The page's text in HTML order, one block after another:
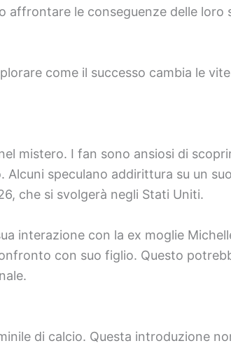
affrontare le conseguenze delle loro
come il successo cambia le
mistero. I fan sono ansiosi di
speculano addirittura su un suo
che si svolgerà negli Stati Uniti.
interazione con la ex moglie
con suo figlio. Questo
di calcio. Questa introduzione